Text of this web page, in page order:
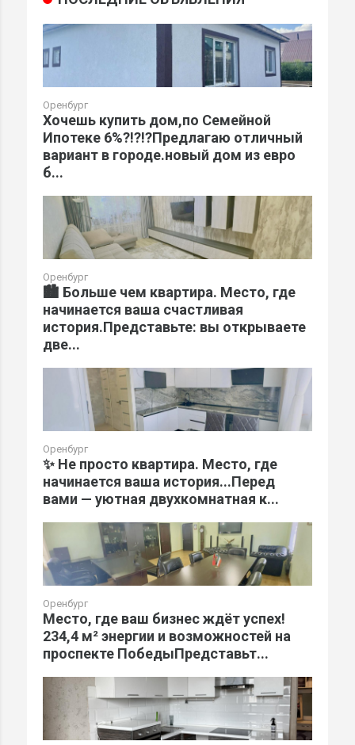
Оренбург
Хочешь купить дом,по Семейной
Ипотеке 6%?!?!?Предлагаю отличный
вариант в городе.новый дом из евро
б...
Оренбург
🏙️ Больше чем квартира. Место, где
начинается ваша счастливая
история.Представьте: вы открываете
две...
Оренбург
✨ Не просто квартира. Место, где
начинается ваша история...Перед
вами — уютная двухкомнатная к...
Оренбург
Место, где ваш бизнес ждёт успех!
234,4 м² энергии и возможностей на
проспекте ПобедыПредставьт...